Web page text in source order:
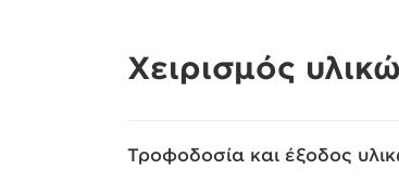
Χειρισμός
Τροφοδοσία και έξοδος